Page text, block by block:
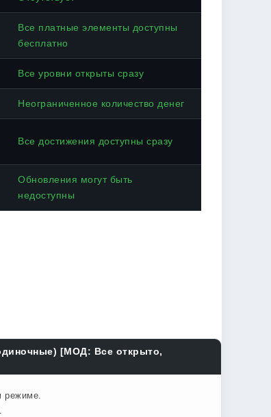
Все платные элементы доступны
бесплатно
Все уровни открыты сразу
Неограниченное количество денег
Все достижения доступны сразу
Обновления могут быть
недоступны
[МОД: Все открыто,
режиме.